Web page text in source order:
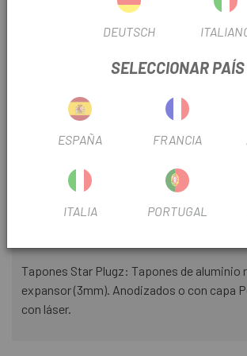
rendimiento de larga duración. Poliuretano
temperaturas y sudor.
aumenta la humedad gracias a su espuma
Propiedades anti impacto que aumentan
Realce: La cinta está acabada con el
de Supacaz y se deshace de la humedad
Tapones Star Plugz: Tapones de aluminio
expansor (3mm). Anodizados o con capa
con láser.
DEUTSCH
SELECCIONAR PAÍS
ESPAÑA FRANCIA
ITALIA PORTUGAL